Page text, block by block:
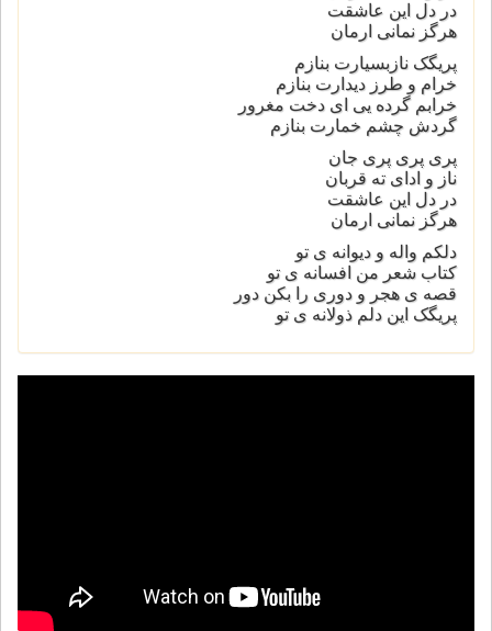
در دل این عاشقت
هرگز نمانی ارمان
پریگک نازبسیارت بنازم
خرام و طرز دیدارت بنازم
خرابم گرده یی ای دخت مغرور
گردش چشم خمارت بنازم
پری پری پری جان
ناز و ادای ته قربان
در دل این عاشقت
هرگز نمانی ارمان
دلکم واله و دیوانه ی تو
کتاب شعر من افسانه ی تو
قصه ی هجر و دوری را بکن دور
پریگک این دلم ذولانه ی تو